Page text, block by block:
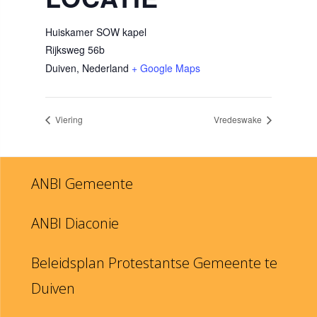
Huiskamer SOW kapel
Rijksweg 56b
Duiven, Nederland + Google Maps
Viering Vredeswake
ANBI Gemeente
ANBI Diaconie
Beleidsplan Protestantse Gemeente te
Duiven